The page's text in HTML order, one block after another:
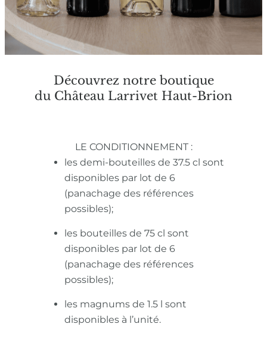
Découvrez notre boutique
du Château Larrivet Haut-Brion
LE CONDITIONNEMENT :
les demi-bouteilles de 37.5 cl sont
disponibles par lot de 6
(panachage des références
possibles);
les bouteilles de 75 cl sont
disponibles par lot de 6
(panachage des références
possibles);
les magnums de 1.5 l sont
disponibles à l’unité.